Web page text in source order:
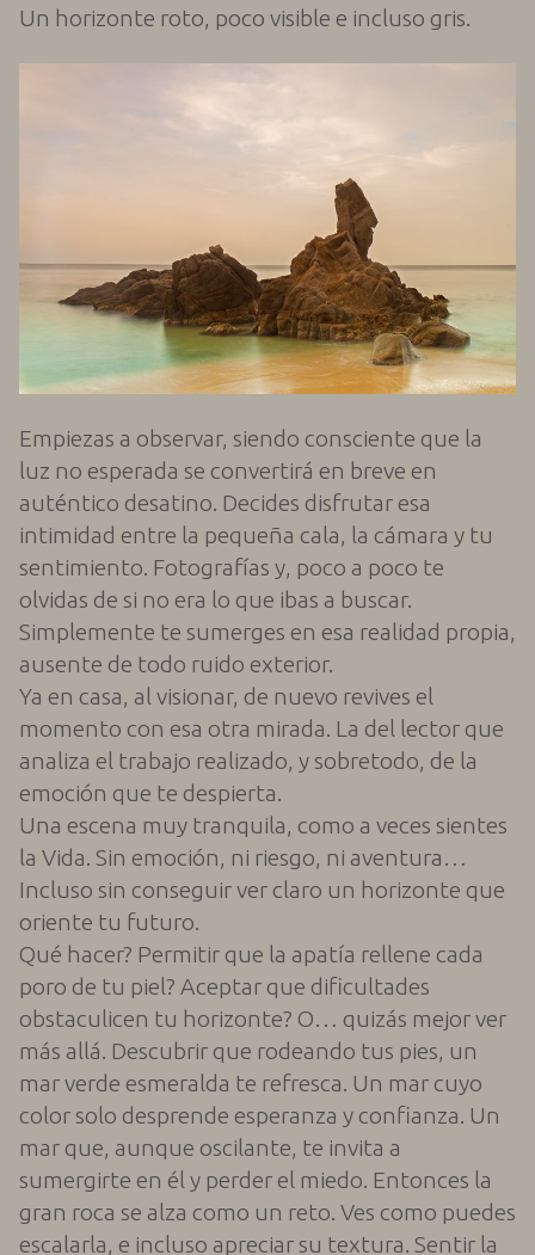
Un horizonte roto, poco visible e incluso gris.
Empiezas a observar, siendo consciente que la
luz no esperada se convertirá en breve en
auténtico desatino. Decides disfrutar esa
intimidad entre la pequeña cala, la cámara y tu
sentimiento. Fotografías y, poco a poco te
olvidas de si no era lo que ibas a buscar.
Simplemente te sumerges en esa realidad propia,
ausente de todo ruido exterior.
Ya en casa, al visionar, de nuevo revives el
momento con esa otra mirada. La del lector que
analiza el trabajo realizado, y sobretodo, de la
emoción que te despierta.
Una escena muy tranquila, como a veces sientes
la Vida. Sin emoción, ni riesgo, ni aventura…
Incluso sin conseguir ver claro un horizonte que
oriente tu futuro.
Qué hacer? Permitir que la apatía rellene cada
poro de tu piel? Aceptar que dificultades
obstaculicen tu horizonte? O… quizás mejor ver
más allá. Descubrir que rodeando tus pies, un
mar verde esmeralda te refresca. Un mar cuyo
color solo desprende esperanza y confianza. Un
mar que, aunque oscilante, te invita a
sumergirte en él y perder el miedo. Entonces la
gran roca se alza como un reto. Ves como puedes
escalarla, e incluso apreciar su textura. Sentir la